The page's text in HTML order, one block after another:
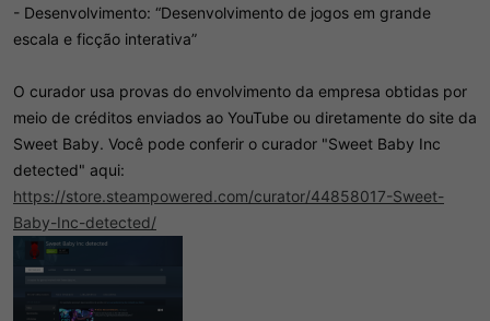
- Desenvolvimento: “Desenvolvimento de jogos em grande
escala e ficção interativa”
O curador usa provas do envolvimento da empresa obtidas por
meio de créditos enviados ao YouTube ou diretamente do site da
Sweet Baby. Você pode conferir o curador "Sweet Baby Inc
detected" aqui:
https://store.steampowered.com/curator/44858017-Sweet-
Baby-Inc-detected/